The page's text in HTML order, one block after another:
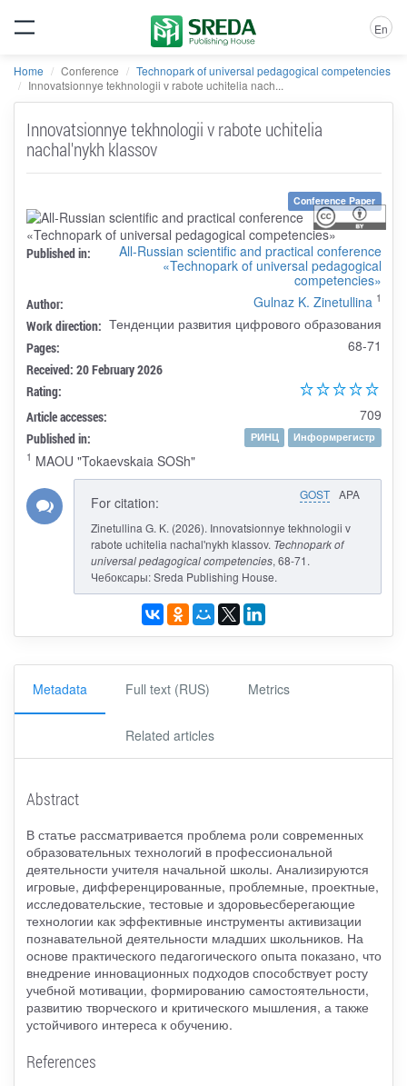
En
Home Conference
Technopark of universal pedagogical competencies
Innovatsionnye tekhnologii v rabote uchitelia nach...
Innovatsionnye tekhnologii v rabote uchitelia
nachal'nykh klassov
Conference Paper
Published in:
All-Russian scientific and practical conference
«Technopark of universal pedagogical
competencies»
Author: Gulnaz K. Zinetullina 1
Work direction: Тенденции развития цифрового образования
Pages: 68-71
Received: 20 February 2026
Rating:
Article accesses:
709
Published in: РИНЦ
Информрегистр
1 MAOU "Tokaevskaia SOSh"
GOST APA
For citation:
Zinetullina G. K. (2026). Innovatsionnye tekhnologii v
rabote uchitelia nachal'nykh klassov. Technopark of
universal pedagogical competencies, 68-71.
Чебоксары: Sreda Publishing House.
Metadata Full text (RUS) Metrics
Related articles
Abstract
В статье рассматривается проблема роли современных
образовательных технологий в профессиональной
деятельности учителя начальной школы. Анализируются
игровые, дифференцированные, проблемные, проектные,
исследовательские, тестовые и здоровьесберегающие
технологии как эффективные инструменты активизации
познавательной деятельности младших школьников. На
основе практического педагогического опыта показано, что
внедрение инновационных подходов способствует росту
учебной мотивации, формированию самостоятельности,
развитию творческого и критического мышления, а также
устойчивого интереса к обучению.
References